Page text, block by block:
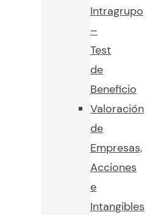
Intragrupo
–
Test
de
Beneficio
Valoración
de
Empresas,
Acciones
e
Intangibles